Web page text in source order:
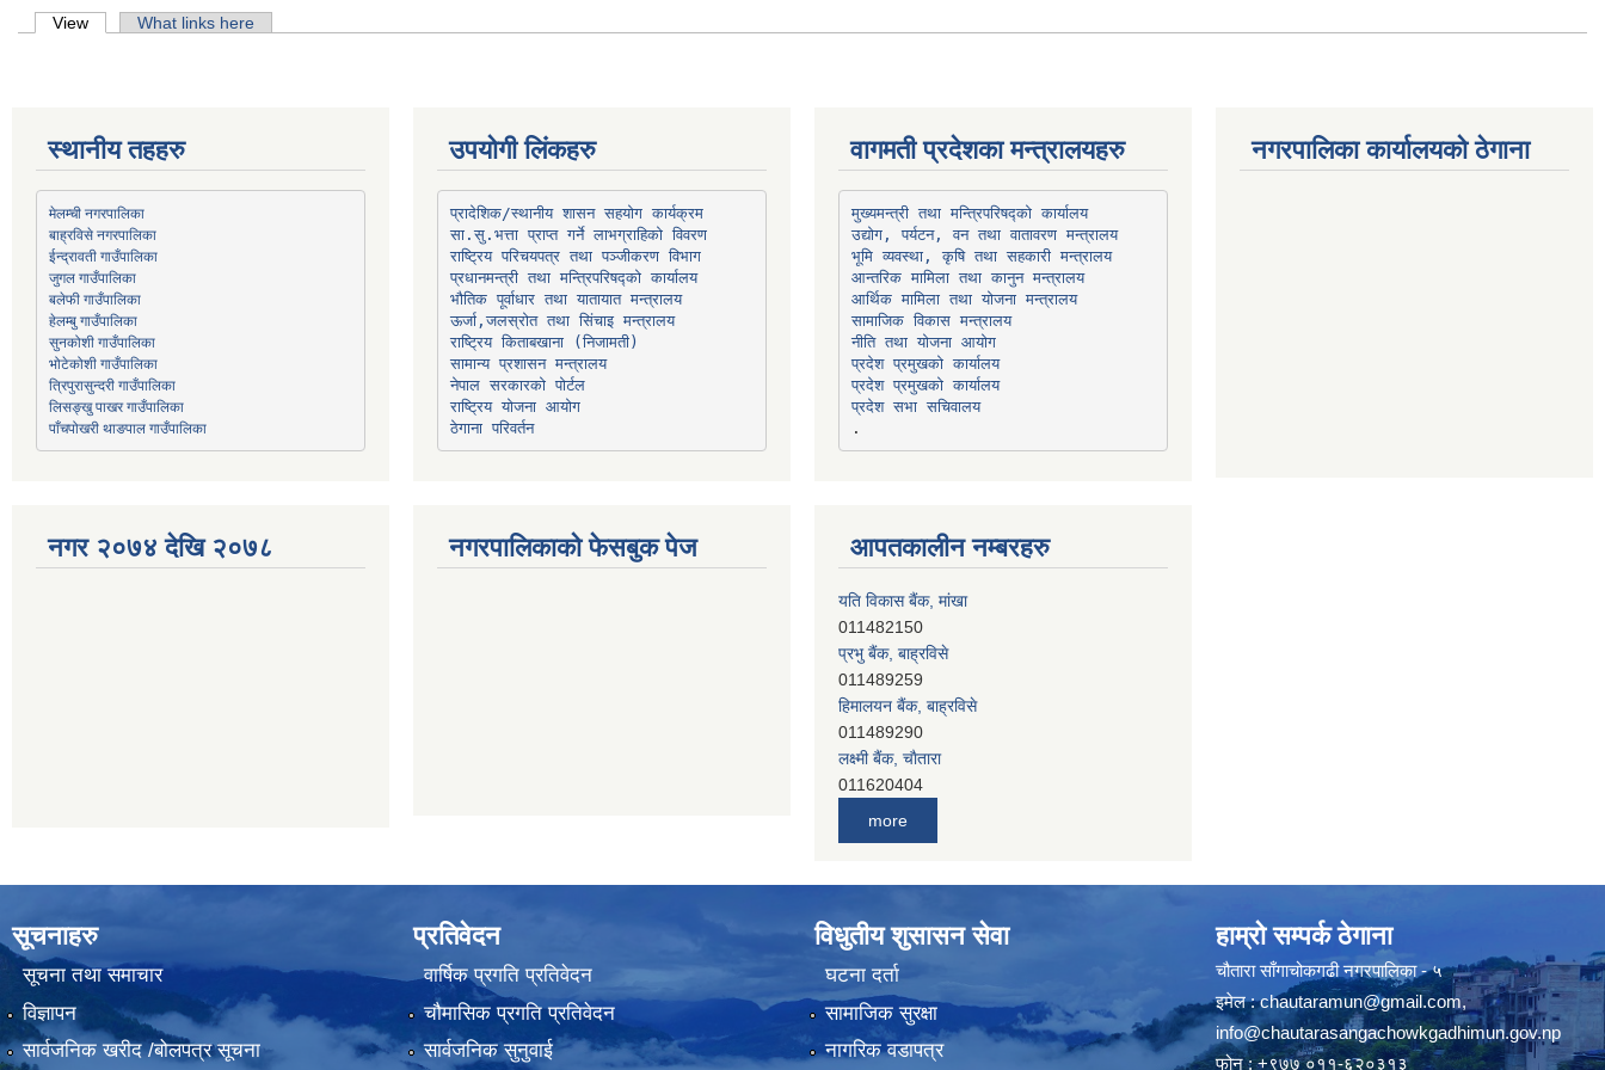
Primary tabs
View (active tab)What links here
स्थानीय तहहरु
मेलम्ची नगरपालिका
बाह्रविसे नगरपालिका
ईन्द्रावती गाउँपालिका
जुगल गाउँपालिका
बलेफी गाउँपालिका
हेलम्बु गाउँपालिका
सुनकोशी गाउँपालिका
भोटेकोशी गाउँपालिका
त्रिपुरासुन्दरी गाउँपालिका
लिसङ्खु पाखर गाउँपालिका
पाँचपोखरी थाङपाल गाउँपालिका
नगर २०७४ देखि २०७८
उपयोगी लिंकहरु
प्रादेशिक/स्थानीय शासन सहयोग कार्यक्रम
सा.सु.भत्ता प्राप्त गर्ने लाभग्राहिको विवरण
राष्ट्रिय परिचयपत्र तथा पञ्‍जीकरण विभाग
प्रधानमन्त्री तथा मन्त्रिपरिषद्को कार्यालय
भौतिक पूर्वाधार तथा यातायात मन्त्रालय
ऊर्जा,जलस्रोत तथा सिंचाइ मन्त्रालय
सामान्य प्रशासन मन्त्रालय
नेपाल सरकारको पोर्टल
राष्ट्रिय योजना आयोग
ठेगाना परिवर्तन
नगरपालिकाको फेसबुक पेज
वागमती प्रदेशका मन्त्रालयहरु
मुख्यमन्त्री तथा मन्त्रिपरिषद्को कार्यालय
उद्योग, पर्यटन, वन तथा वातावरण मन्त्रालय
भूमि व्यवस्था, कृषि तथा सहकारी मन्त्रालय
आन्तरिक मामिला तथा कानुन मन्त्रालय
आर्थिक मामिला तथा योजना मन्त्रालय
सामाजिक विकास मन्त्रालय
नीति तथा योजना आयोग
प्रदेश प्रमुखको कार्यालय
प्रदेश प्रमुखको कार्यालय
प्रदेश सभा सचिवालय
आपतकालीन नम्बरहरु
यति विकास बैंक, मांखा
011482150
प्रभु बैंक, बाह्रविसे
011489259
हिमालयन बैंक, बाह्रविसे
011489290
लक्ष्मी बैंक, चाैतारा
011620404
मेगा बैंक, चाैतारा
011620413
जनता बैंक, चाैतारा
देव विकास बैंक, जलविरे
011403051
सिभिल बैंक, मेलम्ची
011401055
नेपाल क्रेडिट एण्ड कमर्स बैंक, चाैतारा
011620402
more
नगरपालिका कार्यालयको ठेगाना
सूचनाहरु
सूचना तथा समाचार
विज्ञापन
सार्वजनिक खरीद /बोलपत्र सूचना
प्रतिवेदन
वार्षिक प्रगति प्रतिवेदन
चौमासिक प्रगति प्रतिवेदन
सार्वजनिक सुनुवाई
विधुतीय शुसासन सेवा
घटना दर्ता
सामाजिक सुरक्षा
नागरिक वडापत्र
हाम्रो सम्पर्क ठेगाना
चौतारा साँगाचोकगढी नगरपालिका - ५
इमेल :chautaramun@gmail.com,
info@chautarasangachowkgadhimun.gov.np
फोन : +९७७ ०११-६२०३१३